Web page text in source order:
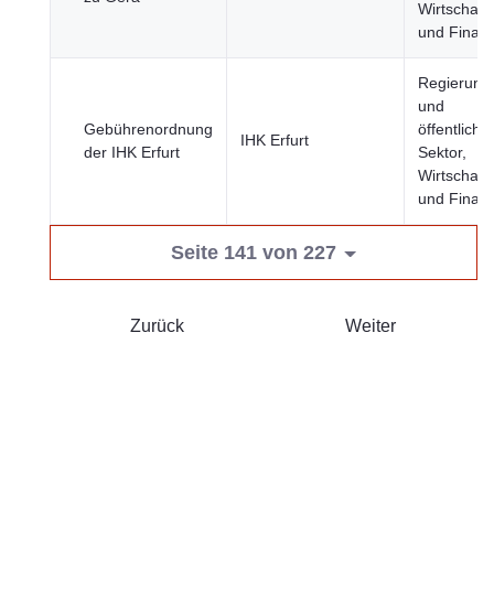
Wirtschaft
und
Gebührenordnung
der IHK Erfurt
IHK Erfurt
Regierung
und
öffentlicher
Sektor,
Wirtschaft
und
Seite 141 von 227
Zurück Weiter